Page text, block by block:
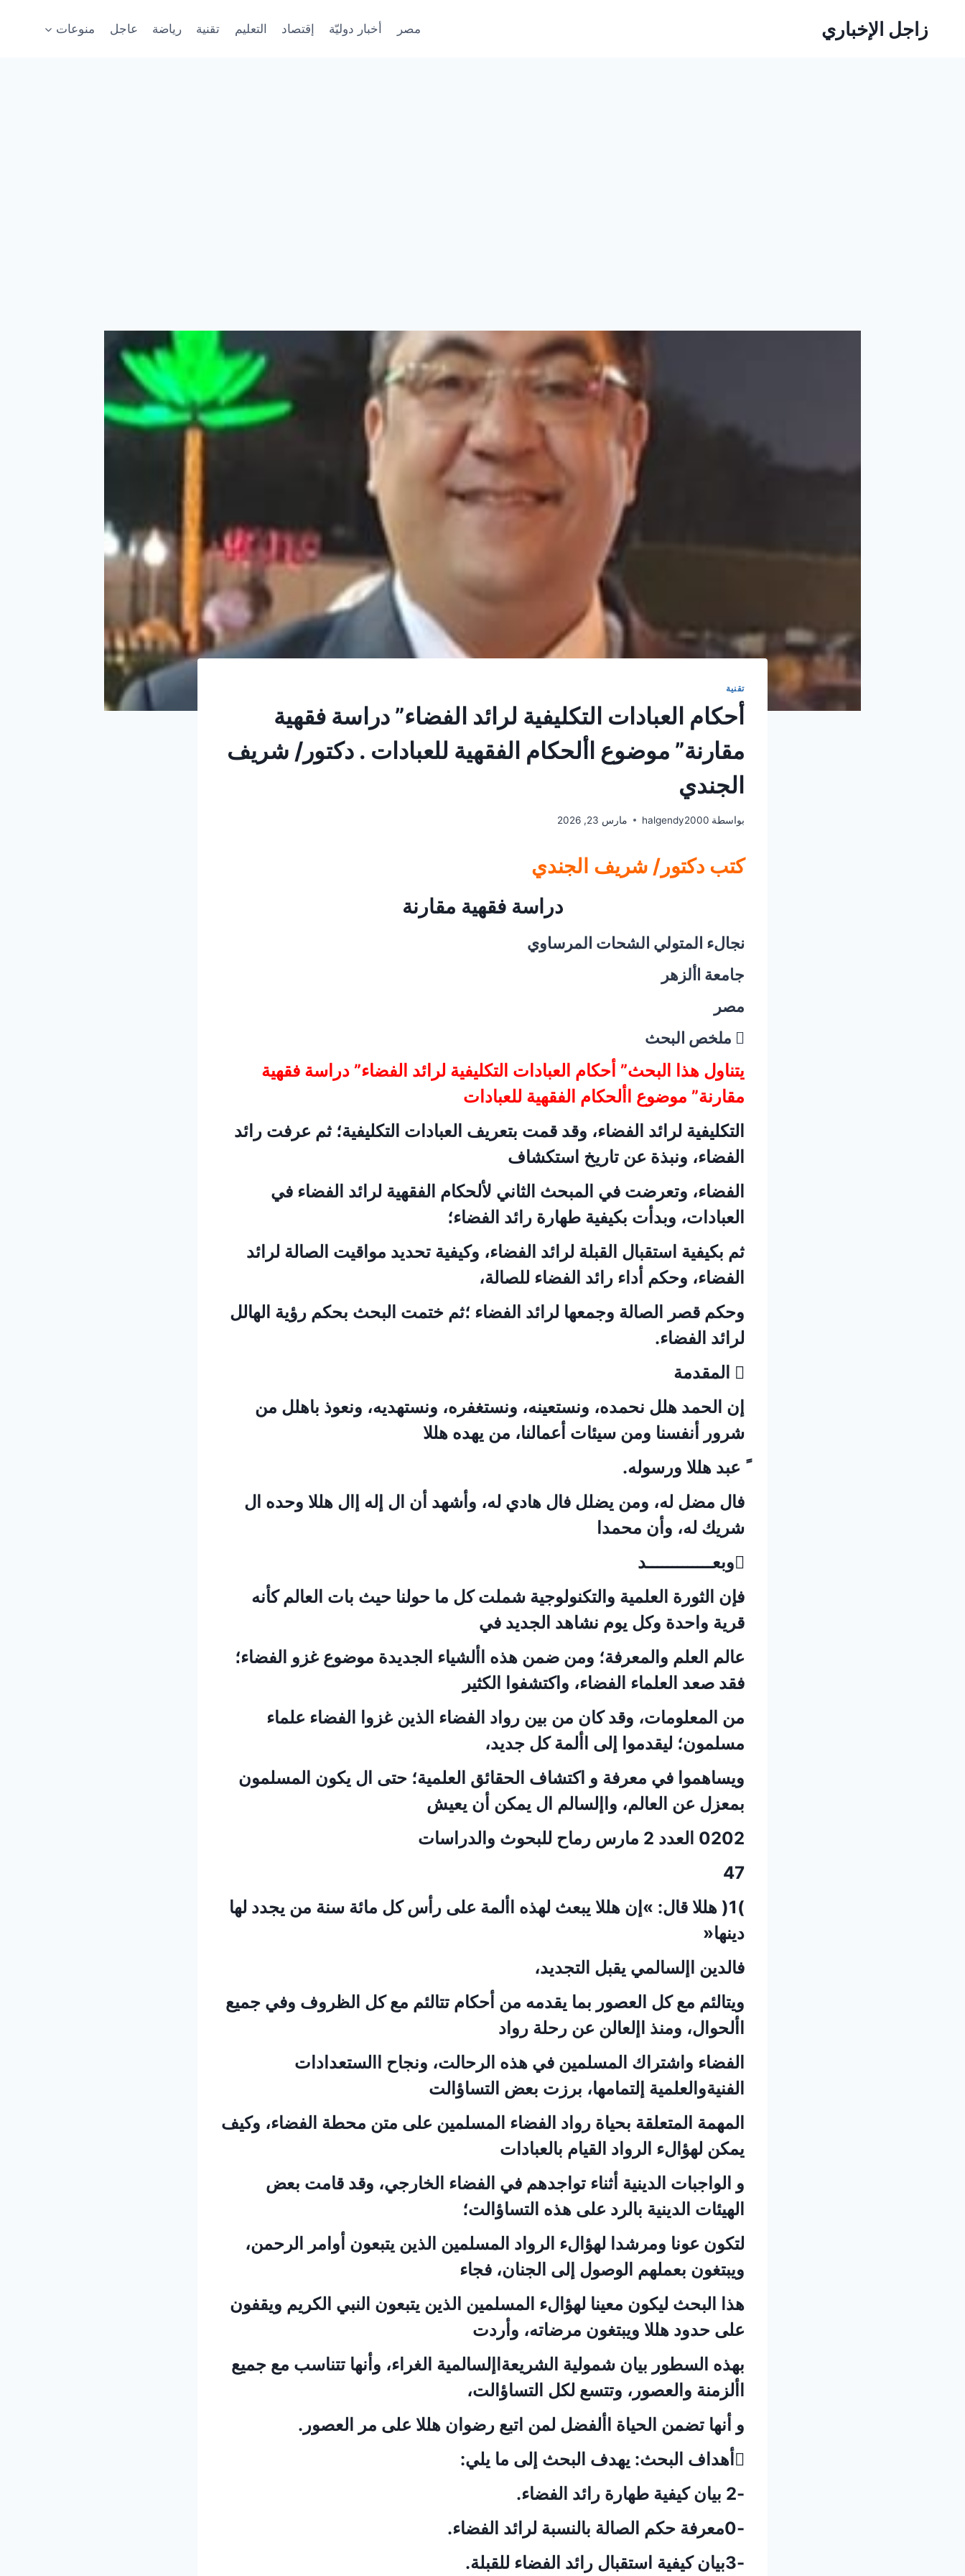
زاجل الإخباري مصر أخبار دوليّة إقتصاد التعليم تقنية رياضة عاجل منوعات
تقنية
أحكام العبادات التكليفية لرائد الفضاء” دراسة فقهية
مقارنة” موضوع األحكام الفقهية للعبادات . دكتور/ شريف
الجندي
بواسطة halgendy2000 مارس 23, 2026
كتب دكتور/ شريف الجندي
دراسة فقهية مقارنة
نجالء المتولي الشحات المرساوي
جامعة األزهر
مصر
 ملخص البحث
يتناول هذا البحث” أحكام العبادات التكليفية لرائد الفضاء” دراسة فقهية
مقارنة” موضوع األحكام الفقهية للعبادات
التكليفية لرائد الفضاء، وقد قمت بتعريف العبادات التكليفية؛ ثم عرفت رائد
الفضاء، ونبذة عن تاريخ استكشاف
الفضاء، وتعرضت في المبحث الثاني لألحكام الفقهية لرائد الفضاء في
العبادات، وبدأت بكيفية طهارة رائد الفضاء؛
ثم بكيفية استقبال القبلة لرائد الفضاء، وكيفية تحديد مواقيت الصالة لرائد
الفضاء، وحكم أداء رائد الفضاء للصالة،
وحكم قصر الصالة وجمعها لرائد الفضاء ؛ثم ختمت البحث بحكم رؤية الهالل
لرائد الفضاء.
 المقدمة
إن الحمد هلل نحمده، ونستعينه، ونستغفره، ونستهديه، ونعوذ باهلل من
شرور أنفسنا ومن سيئات أعمالنا، من يهده هللا
ً عبد هللا ورسوله.
فال مضل له، ومن يضلل فال هادي له، وأشهد أن ال إله إال هللا وحده ال
شريك له، وأن محمدا
وبعـــــــــــــد
فإن الثورة العلمية والتكنولوجية شملت كل ما حولنا حيث بات العالم كأنه
قرية واحدة وكل يوم نشاهد الجديد في
عالم العلم والمعرفة؛ ومن ضمن هذه األشياء الجديدة موضوع غزو الفضاء؛
فقد صعد العلماء الفضاء، واكتشفوا الكثير
من المعلومات، وقد كان من بين رواد الفضاء الذين غزوا الفضاء علماء
مسلمون؛ ليقدموا إلى األمة كل جديد،
ويساهموا في معرفة و اكتشاف الحقائق العلمية؛ حتى ال يكون المسلمون
بمعزل عن العالم، واإلسالم ال يمكن أن يعيش
0202 العدد 2 مارس رماح للبحوث والدراسات
47
)1( هللا قال: »إن هللا يبعث لهذه األمة على رأس كل مائة سنة من يجدد لها
دينها«
فالدين اإلسالمي يقبل التجديد،
ويتالئم مع كل العصور بما يقدمه من أحكام تتالئم مع كل الظروف وفي جميع
األحوال، ومنذ اإلعالن عن رحلة رواد
الفضاء واشتراك المسلمين في هذه الرحالت، ونجاح االستعدادات
الفنيةوالعلمية إلتمامها، برزت بعض التساؤالت
المهمة المتعلقة بحياة رواد الفضاء المسلمين على متن محطة الفضاء، وكيف
يمكن لهؤالء الرواد القيام بالعبادات
و الواجبات الدينية أثناء تواجدهم في الفضاء الخارجي، وقد قامت بعض
الهيئات الدينية بالرد على هذه التساؤالت؛
لتكون عونا ومرشدا لهؤالء الرواد المسلمين الذين يتبعون أوامر الرحمن،
ويبتغون بعملهم الوصول إلى الجنان، فجاء
هذا البحث ليكون معينا لهؤالء المسلمين الذين يتبعون النبي الكريم ويقفون
على حدود هللا ويبتغون مرضاته، وأردت
بهذه السطور بيان شمولية الشريعةاإلسالمية الغراء، وأنها تتناسب مع جميع
األزمنة والعصور، وتتسع لكل التساؤالت،
و أنها تضمن الحياة األفضل لمن اتبع رضوان هللا على مر العصور.
أهداف البحث: يهدف البحث إلى ما يلي:
-2 بيان كيفية طهارة رائد الفضاء.
-0معرفة حكم الصالة بالنسبة لرائد الفضاء.
-3بيان كيفية استقبال رائد الفضاء للقبلة.